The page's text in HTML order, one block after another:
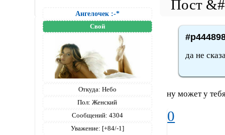
Ангелочек :-*
Свой
Откуда: Небо
Пол: Женский
Сообщений: 4304
Уважение: [+84/-1]
да не
ну может у
0